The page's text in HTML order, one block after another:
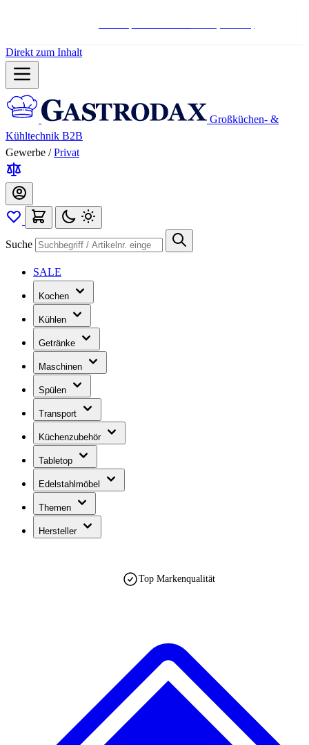
Direkt zum Inhalt
Großküchen- &
Kühltechnik B2B
Gewerbe / Privat
Suche
SALE
Kochen
Kühlen
Getränke
Maschinen
Spülen
Transport
Küchenzubehör
Tabletop
Edelstahlmöbel
Themen
Hersteller
Top Markenqualität